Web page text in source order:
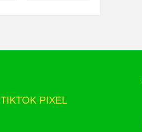
TIKTOK PIXEL